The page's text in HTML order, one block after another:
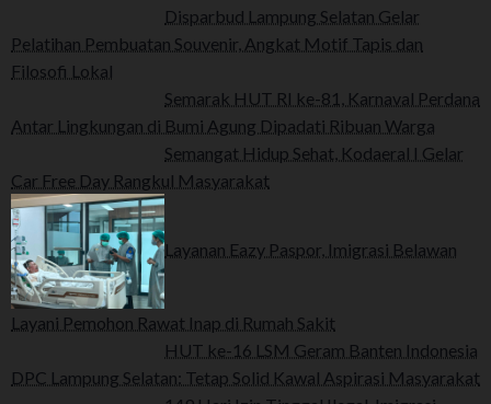
Disparbud Lampung Selatan Gelar
Pelatihan Pembuatan Souvenir, Angkat Motif Tapis dan
Filosofi Lokal
Semarak HUT RI ke-81, Karnaval Perdana
Antar Lingkungan di Bumi Agung Dipadati Ribuan Warga
Semangat Hidup Sehat, Kodaeral I Gelar
Car Free Day Rangkul Masyarakat
Layanan Eazy Paspor, Imigrasi Belawan
Layani Pemohon Rawat Inap di Rumah Sakit
HUT ke-16 LSM Geram Banten Indonesia
DPC Lampung Selatan: Tetap Solid Kawal Aspirasi Masyarakat